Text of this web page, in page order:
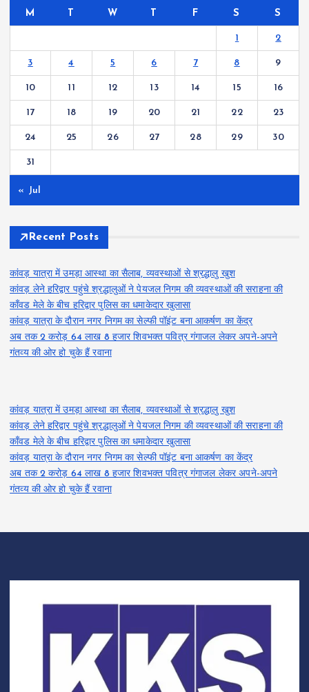
M T W T F S S
1 2
3 4 5 6 7 8 9
10 11 12 13 14 15 16
17 18 19 20 21 22 23
24 25 26 27 28 29 30
31
« Jul
Recent Posts
कांवड़ यात्रा में उमड़ा आस्था का सैलाब, व्यवस्थाओं से श्रद्धालु खुश
कांवड़ लेने हरिद्वार पहुंचे श्रद्धालुओं ने पेयजल निगम की व्यवस्थाओं की सराहना की
काँवड मेले के बीच हरिद्वार पुलिस का धमाकेदार खुलासा
कांवड़ यात्रा के दौरान नगर निगम का सेल्फी पॉइंट बना आकर्षण का केंद्र
अब तक 2 करोड़ 64 लाख 8 हजार शिवभक्त पवित्र गंगाजल लेकर अपने-अपने
गंतव्य की ओर हो चुके हैं रवाना
कांवड़ यात्रा में उमड़ा आस्था का सैलाब, व्यवस्थाओं से श्रद्धालु खुश
कांवड़ लेने हरिद्वार पहुंचे श्रद्धालुओं ने पेयजल निगम की व्यवस्थाओं की सराहना की
काँवड मेले के बीच हरिद्वार पुलिस का धमाकेदार खुलासा
कांवड़ यात्रा के दौरान नगर निगम का सेल्फी पॉइंट बना आकर्षण का केंद्र
अब तक 2 करोड़ 64 लाख 8 हजार शिवभक्त पवित्र गंगाजल लेकर अपने-अपने
गंतव्य की ओर हो चुके हैं रवाना